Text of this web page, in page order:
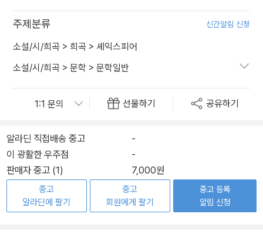
주제분류 신간알림 신청
소설/시/희곡 > 희곡 > 셰익스피어
소설/시/희곡 > 문학 > 문학일반
선물하기 공유하기
알라딘 직접배송 중고
-
이 광활한 우주점
-
판매자 중고 (1)
7,000원
중고
알라딘에 팔기
중고
회원에게 팔기
중고 등록
알림 신청